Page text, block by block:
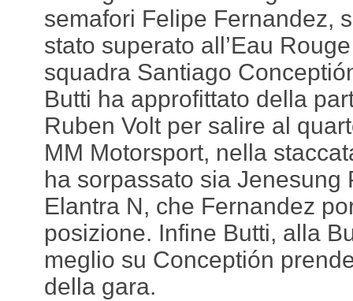
semafori Felipe Fernandez,
stato superato all’Eau
squadra Santiago
Butti ha approfittato della
Ruben Volt per salire al
MM Motorsport, nella
ha sorpassato sia Jenesung
Elantra N, che Fernandez
posizione. Infine Butti, alla
meglio su Conceptión
della gara.